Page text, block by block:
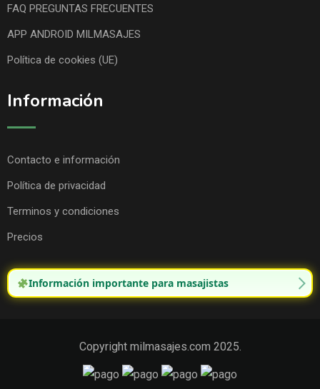
FAQ PREGUNTAS FRECUENTES
APP ANDROID MILMASAJES
Política de cookies (UE)
Información
Contacto e información
Política de privacidad
Terminos y condiciones
Precios
Información importante para masajistas
Copyright milmasajes.com 2025.